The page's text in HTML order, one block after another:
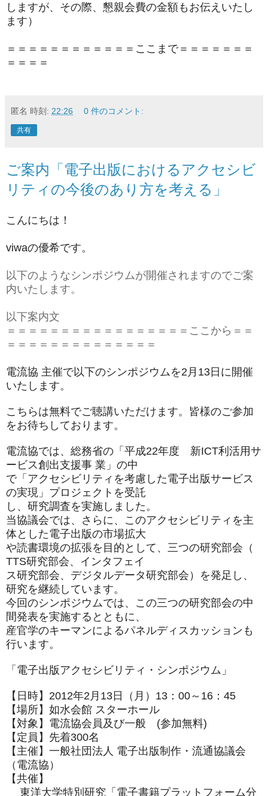
しま すが、その際、懇親会費の金額もお伝えいたし
ます）
＝＝＝＝＝＝＝＝＝＝＝＝ここまで＝＝＝＝＝＝＝
＝＝＝＝
匿名 時刻: 22:26 0 件のコメント:
共有
ご案内「電子出版におけるアクセシビ
リティの今後のあり方を考える」
こんにちは！
viwaの優希です。
以下のようなシンポジウムが開催されますのでご案
内いたします。
以下案内文
＝＝＝＝＝＝＝＝＝＝＝＝＝＝＝＝＝ここから＝＝
＝＝＝＝＝＝＝＝＝＝＝＝＝＝
電流協 主催で以下のシンポジウムを2月13日に開催
いたします。
こちらは無料でご聴講いただけます。 皆様のご参加
をお待ちしております。
電流協では、総務省の「平成22年度 新ICT利活用サ
ービス創出支援事 業」の中
で「アクセシビリティを考慮した電子出版サービス
の実現」 プロジェクトを受託
し、研究調査を実施しました。
当協議会では、さらに、 このアクセシビリティを主
体とした電子出版の市場拡大
や読書環境の拡張を目的として、三つの研究部会（
TTS研究部会、インタフェイ
ス研究部会、デジタルデータ研究部会）を発足し、
研究を継続しています。
今回のシンポジウムでは、 この三つの研究部会の中
間発表を実施するとともに、
産官学のキーマンによるパネルディスカッションも
行います。
「電子出版アクセシビリティ・シンポジウム」
【日時】2012年2月13日（月）13：00～16：45
【場所】如水会館 スターホール
【対象】電流協会員及び一般 (参加無料)
【定員】先着300名
【主催】一般社団法人 電子出版制作・流通協議会
（電流協）
【共催】
東洋大学特別研究「電子書籍プラットフォーム分